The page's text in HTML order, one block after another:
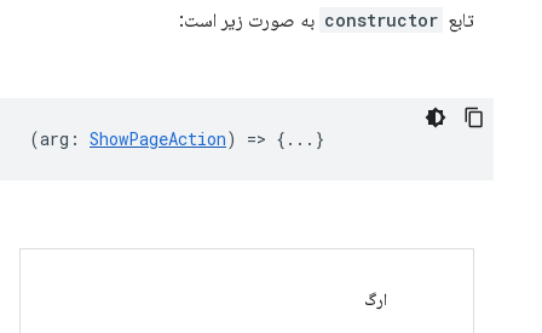
تابع constructor به صورت زیر است:
(arg : ShowPageAction) => {...}
ارگ